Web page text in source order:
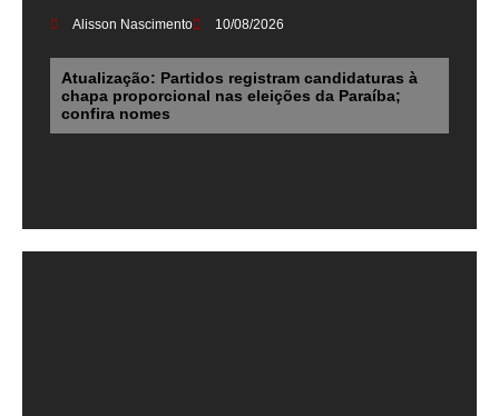
Alisson Nascimento 10/08/2026
Atualização: Partidos registram candidaturas à
chapa proporcional nas eleições da Paraíba;
confira nomes